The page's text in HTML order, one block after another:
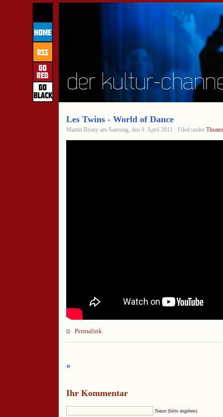
Les Twins - World of Dance
Martin Bruny am Samstag, den 9. April 2011 · Filed under Theater
Permalink
»
Ihr Kommentar
Name (bitte angeben)